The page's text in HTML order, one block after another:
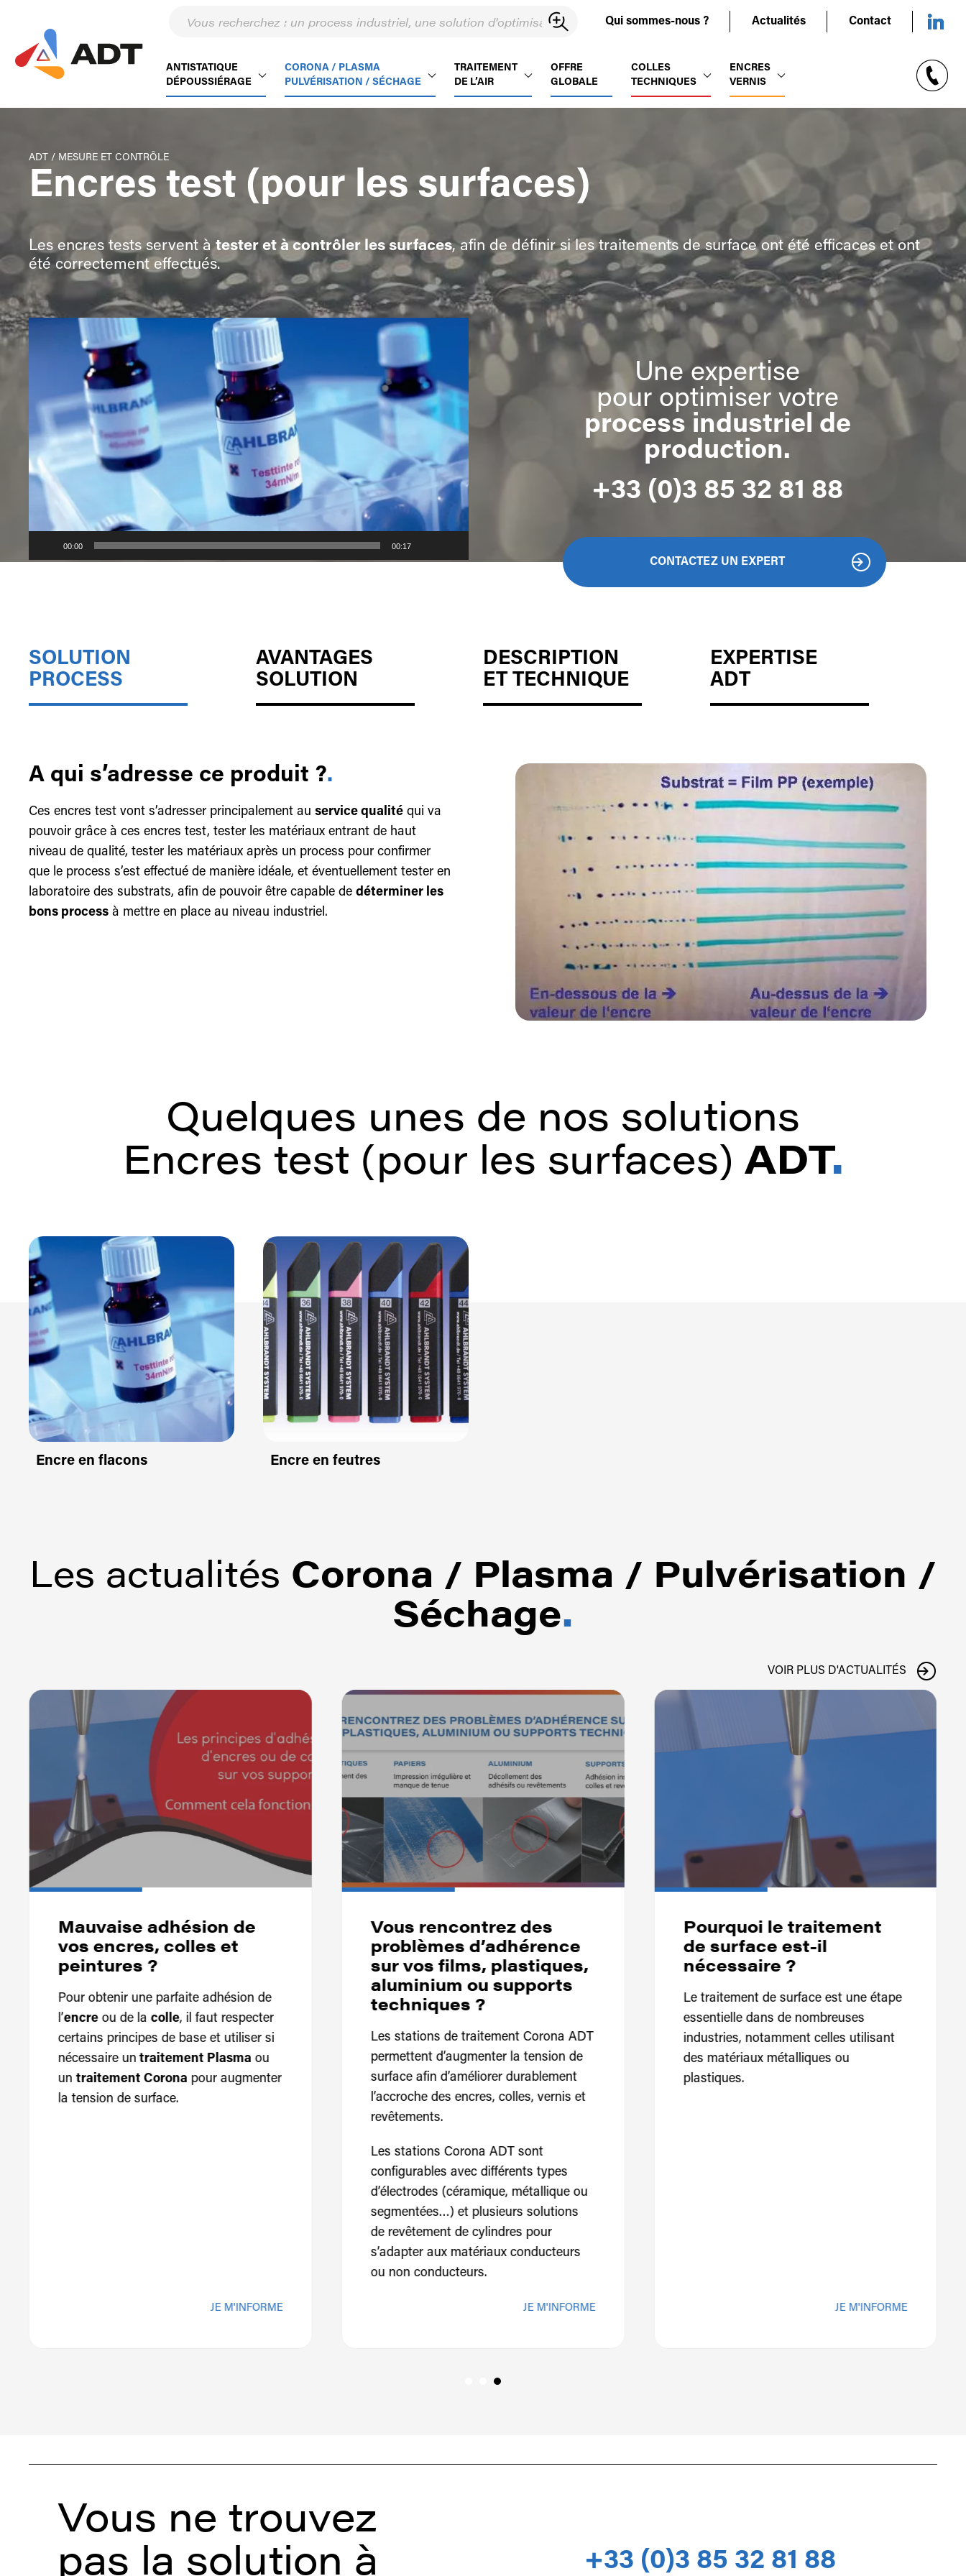
Qui sommes-nous ? Actualités Contact
ANTISTATIQUE
DÉPOUSSIÉRAGE
CORONA / PLASMA
PULVÉRISATION / SÉCHAGE
TRAITEMENT
DE L’AIR
OFFRE
GLOBALE
COLLES
TECHNIQUES
ENCRES
VERNIS
ADT / MESURE ET CONTRÔLE
Encres test (pour les surfaces)
Les encres tests servent àtester et à contrôler les surfaces, afin de définir si les traitements de surface ont été efficaces et ont
été correctement effectués.
Lecteur
vidéo
00:00 00:17
Une expertise
pour optimiser votre
process industriel de
production.
+33 (0)3 85 32 81 88
CONTACTEZ UN EXPERT
SOLUTION
PROCESS
AVANTAGES
SOLUTION
DESCRIPTION
ET TECHNIQUE
EXPERTISE
ADT
A qui s’adresse ce produit ?.
Ces encres test vont s’adresser principalement au service qualité qui va
pouvoir grâce à ces encres test, tester les matériaux entrant de haut
niveau de qualité, tester les matériaux après un process pour confirmer
que le process s’est effectué de manière idéale, et éventuellement tester en
laboratoire des substrats, afin de pouvoir être capable de déterminer les
bons process à mettre en place au niveau industriel.
Quelques unes de nos solutions
Encres test (pour les surfaces) ADT.
Encre en flacons Encre en feutres
Les actualités Corona / Plasma / Pulvérisation /
Séchage.
VOIR PLUS D'ACTUALITÉS
Mauvaise adhésion de
vos encres, colles et
peintures ?
Pour obtenir une parfaite adhésion de
l’encre ou de la colle, il faut respecter
certains principes de base et utiliser si
nécessaire un traitement Plasma ou
untraitement Corona pour augmenter
la tension de surface.
JE M'INFORME
Vous rencontrez des
problèmes d’adhérence
sur vos films, plastiques,
aluminium ou supports
techniques ?
Les stations de traitement Corona ADT
permettent d’augmenter la tension de
surface afin d’améliorer durablement
l’accroche des encres, colles, vernis et
revêtements.
Les stations Corona ADT sont
configurables avec différents types
d’électrodes (céramique, métallique ou
segmentées…) et plusieurs solutions
de revêtement de cylindres pour
s’adapter aux matériaux conducteurs
ou non conducteurs.
JE M'INFORME
Pourquoi le traitement
de surface est-il
nécessaire ?
Le traitement de surface est une étape
essentielle dans de nombreuses
industries, notamment celles utilisant
des matériaux métalliques ou
plastiques.
JE M'INFORME
Vous ne trouvez
pas la solution à +33 (0)3 85 32 81 88